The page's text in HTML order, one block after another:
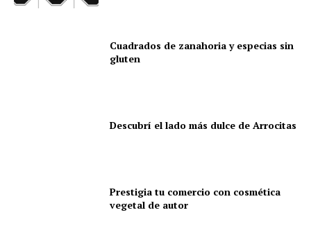
Cuadrados de zanahoria y especias sin
gluten
Descubrí el lado más dulce de Arrocitas
Prestigia tu comercio con cosmética
vegetal de autor